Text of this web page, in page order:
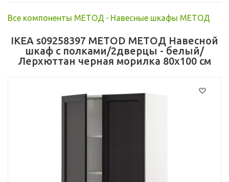
Все компоненты МЕТОД - Навесные шкафы МЕТОД
IKEA s09258397 METOD МЕТОД Навесной
шкаф с полками/2дверцы - белый/
Лерхюттан черная морилка 80x100 см